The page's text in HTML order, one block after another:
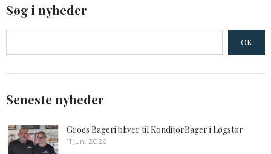
Søg i nyheder
OK
Seneste nyheder
Groes Bageri bliver til KonditorBager i Løgstør
11 jun, 2026